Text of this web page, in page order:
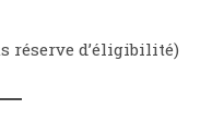
réserve d’éligibilité)